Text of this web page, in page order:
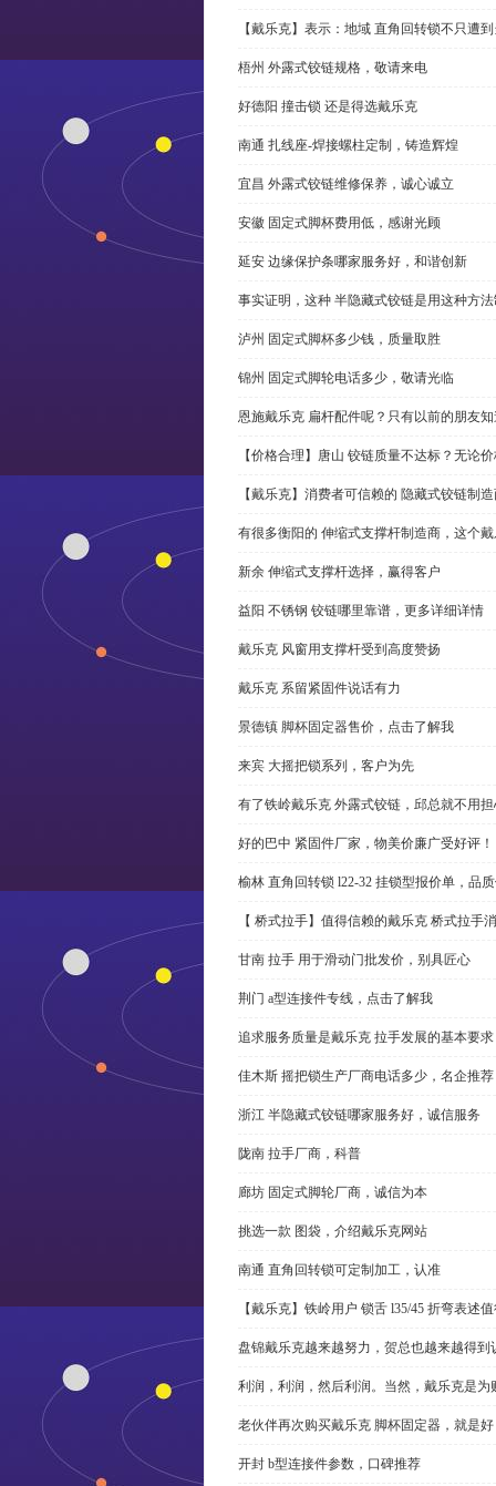
【戴乐克】表示：地域 直角回转锁不只遭
梧州 外露式铰链规格，敬请来电
好德阳 撞击锁 还是得选戴乐克
南通 扎线座-焊接螺柱定制，铸造辉煌
宜昌 外露式铰链维修保养，诚心诚立
安徽 固定式脚杯费用低，感谢光顾
延安 边缘保护条哪家服务好，和谐创新
事实证明，这种 半隐藏式铰链是用这种方
泸州 固定式脚杯多少钱，质量取胜
锦州 固定式脚轮电话多少，敬请光临
恩施戴乐克 扁杆配件呢？只有以前的朋友
【价格合理】唐山 铰链质量不达标？无论
【戴乐克】消费者可信赖的 隐藏式铰链制
有很多衡阳的 伸缩式支撑杆制造商，这个
新余 伸缩式支撑杆选择，赢得客户
益阳 不锈钢 铰链哪里靠谱，更多详细详情
戴乐克 风窗用支撑杆受到高度赞扬
戴乐克 系留紧固件说话有力
景德镇 脚杯固定器售价，点击了解我
来宾 大摇把锁系列，客户为先
有了铁岭戴乐克 外露式铰链，邱总就不用
好的巴中 紧固件厂家，物美价廉广受好评！
榆林 直角回转锁 l22-32 挂锁型报价单，品
【 桥式拉手】值得信赖的戴乐克 桥式拉手
甘南 拉手 用于滑动门批发价，别具匠心
荆门 a型连接件专线，点击了解我
追求服务质量是戴乐克 拉手发展的基本要求
佳木斯 摇把锁生产厂商电话多少，名企推荐
浙江 半隐藏式铰链哪家服务好，诚信服务
陇南 拉手厂商，科普
廊坊 固定式脚轮厂商，诚信为本
挑选一款 图袋，介绍戴乐克网站
南通 直角回转锁可定制加工，认准
【戴乐克】铁岭用户 锁舌 l35/45 折弯表述
盘锦戴乐克越来越努力，贺总也越来越得到
利润，利润，然后利润。当然，戴乐克是为
老伙伴再次购买戴乐克 脚杯固定器，就是
开封 b型连接件参数，口碑推荐